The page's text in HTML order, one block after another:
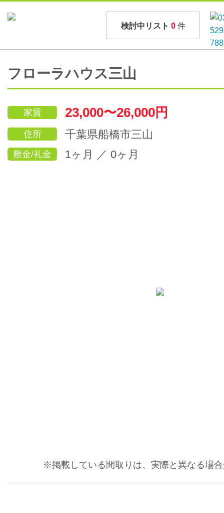
検討中リスト 0 件
フローラハウス三山
家賃 23,000〜26,000円
住所 千葉県船橋市三山
敷金/礼金 1ヶ月 ／ 0ヶ月
※掲載している間取りは、実際と異なる場